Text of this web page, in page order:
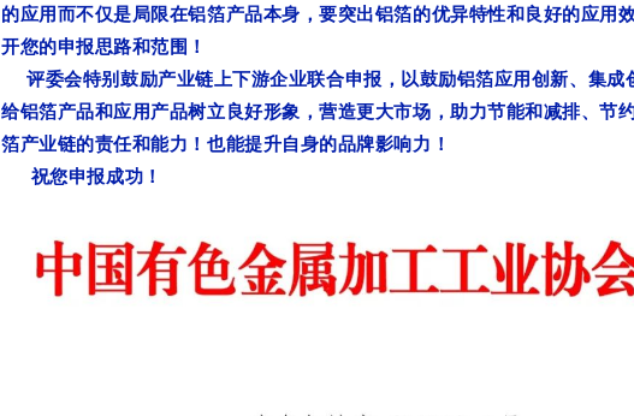
的应用而不仅是局限在铝箔产品本身，要突出铝箔的优异特性和良好的应用
开您的申报思路和范围！
评委会特别鼓励产业链上下游企业联合申报，以鼓励铝箔应用创新、集成
给铝箔产品和应用产品树立良好形象，营造更大市场，助力节能和减排、节
箔产业链的责任和能力！也能提升自身的品牌影响力！
祝您申报成功！